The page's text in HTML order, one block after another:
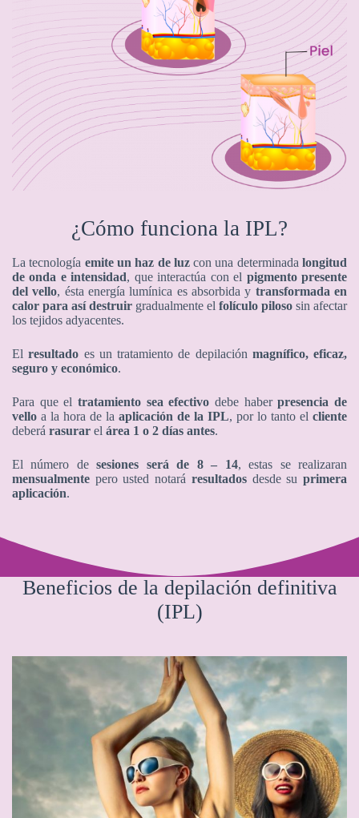
¿Cómo funciona la IPL?
La tecnología emite un haz de luzcon una determinadalongitud
de onda e intensidad, que interactúa con el pigmento presente
del vello, ésta energía lumínica es absorbida y transformada en
calor para así destruir gradualmente el folículo piloso sin afectar
los tejidos adyacentes.
Elresultado es un tratamiento de depilación magnífico, eficaz,
seguro y económico.
Para que el tratamiento sea efectivo debe haberpresencia de
vello a la hora de la aplicación de la IPL, por lo tanto el cliente
deberá rasurar el área 1 o 2 días antes.
El número desesiones será de 8 – 14, estas se realizaran
mensualmente pero usted notará resultadosdesde suprimera
aplicación.
Beneficios de la depilación definitiva
(IPL)